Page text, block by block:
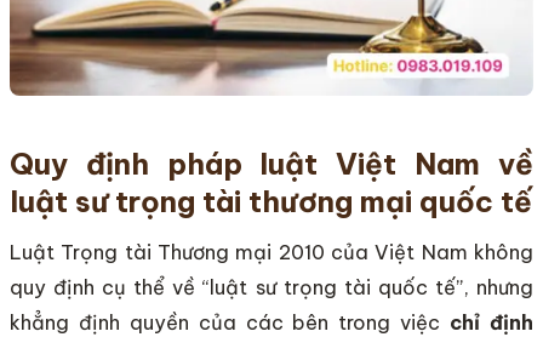
Quy định pháp luật Việt Nam về
luật sư trọng tài thương mại quốc tế
Luật Trọng tài Thương mại 2010 của Việt Nam không
quy định cụ thể về “luật sư trọng tài quốc tế”, nhưng
khẳng định quyền của các bên trong việc chỉ định